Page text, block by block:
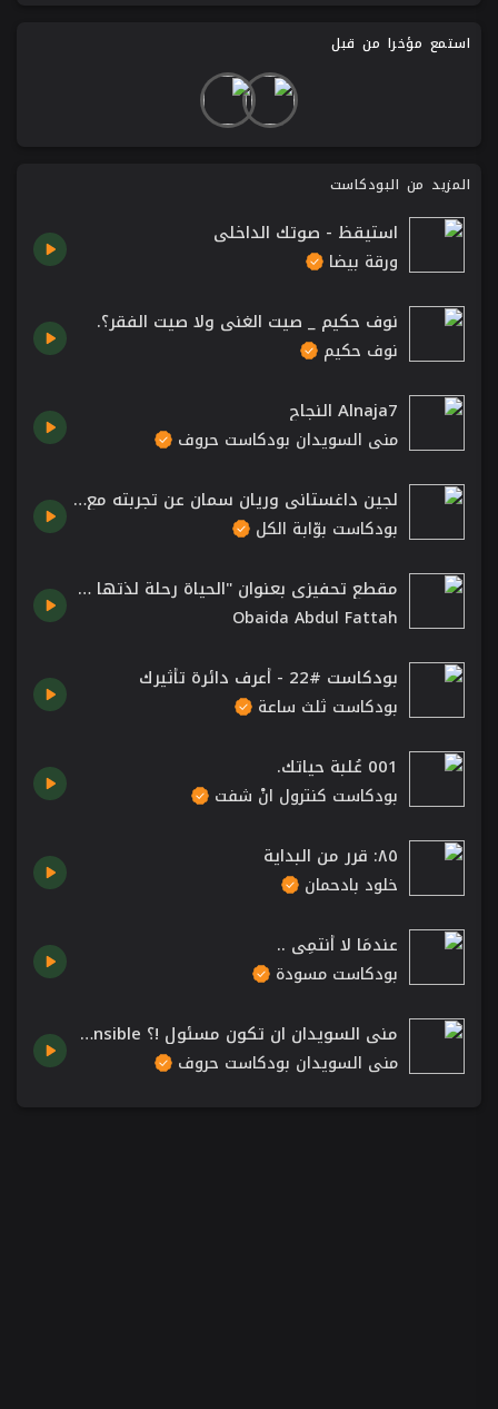
استمع مؤخرا من قبل
المزيد من البودكاست
استيقظ - صوتك الداخلي
ورقة بيضا
نوف حكيم _ صيت الغنى ولا صيت الفقر؟.
نوف حكيم
Alnaja7 النجاح
منى السويدان بودكاست حروف
لجين داغستاني وريان سمان عن تجربته مع السلام
بودكاست بوّابة الكل
مقطع تحفيزي بعنوان "الحياة رحلة لذتها في الطريق"
Obaida Abdul Fattah
بودكاست #22 - أعرف دائرة تأثيرك
بودكاست ثلث ساعة
001 عُلبة حياتك.
بودكاست كنترول انْ شفت
٨٥: قرر من البداية
خلود بادحمان
عندمَا لا أنتمِي ..
بودكاست مسودة
منى السويدان ان تكون مسئول !؟ Mona Alsuwaidan - when you responsible.
منى السويدان بودكاست حروف